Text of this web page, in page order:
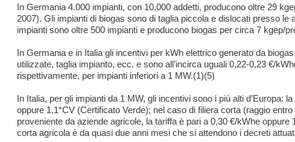
In Germania 4.000 impianti, con 10.000 addetti, producono oltre 29
2007). Gli impianti di biogas sono di taglia piccola e dislocati presso le
impianti sono oltre 500 impianti e producono biogas per circa 7 kgep/
In Germania e in Italia gli incentivi per kWh elettrico generato da
utilizzate, taglia impianto, ecc. e sono all’incirca uguali 0,22-0,23 €/
rispettivamente, per impianti inferiori a 1 MW.(1)(5)
In Italia, per gli impianti da 1 MW, gli incentivi sono i più alti d’Europa:
oppure 1,1*CV (Certificato Verde); nel caso di filiera corta (raggio
proveniente da aziende agricole, la tariffa è pari a 0,30 €/kWhe oppure
corta agricola è da quasi due anni mesi che si attendono i decreti